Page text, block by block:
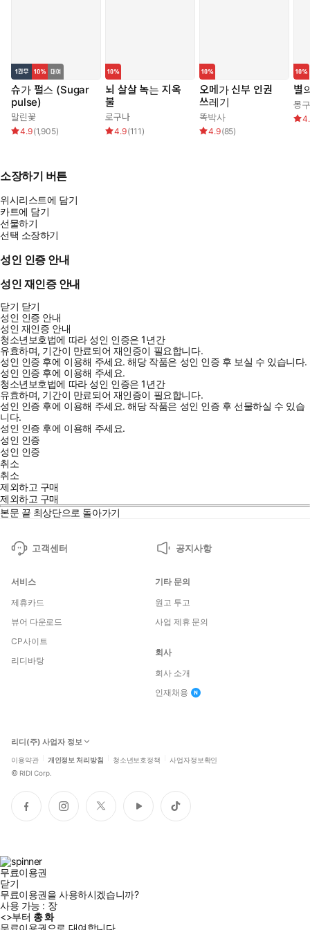
슈가 펄스 (Sugar
pulse)
말린꽃
4.9(1,905)
뇌 살살 녹는 지옥
불
로구나
4.9(111 )
오메가 신부 인권
쓰레기
똑박사
4.9(85)
별
몽
소장하기 버튼
위시리스트에 담기
카트에 담기
선물하기
선택 소장하기
성인 인증 안내
성인 재인증 안내
닫기 닫기
성인 인증 안내
성인 재인증 안내
청소년보호법에 따라 성인 인증은 1년간
유효하며, 기간이 만료되어 재인증이 필요합니다.
성인 인증 후에 이용해 주세요.해당 작품은 성인 인증 후 보실 수 있습니다.
성인 인증 후에 이용해 주세요.
청소년보호법에 따라 성인 인증은 1년간
유효하며, 기간이 만료되어 재인증이 필요합니다.
성인 인증 후에 이용해 주세요.해당 작품은 성인 인증 후 선물하실 수 있습
니다.
성인 인증 후에 이용해 주세요.
성인 인증
성인 인증
취소
취소
제외하고 구매
제외하고 구매
본문 끝 최상단으로 돌아가기
고객센터 공지사항
서비스
제휴카드
뷰어 다운로드
CP사이트
리디바탕
기타 문의
원고 투고
사업 제휴 문의
회사
회사 소개
인재채용
리디(주) 사업자 정보
이용약관 개인정보 처리방침 청소년보호정책 사업자정보확인
© RIDI Corp.
페
이
인
스
트
위
유
튜
틱
톡
무료이용권
닫기
무료이용권을 사용하시겠습니까?
사용 가능 : 장
<>부터 총화
무료이용권으로 대여합니다.